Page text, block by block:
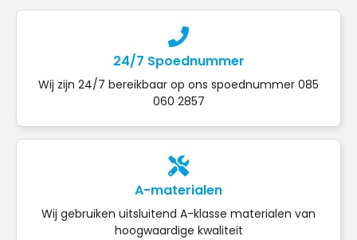
24/7 Spoednummer
Wij zijn 24/7 bereikbaar op ons spoednummer 085
060 2857
A-materialen
Wij gebruiken uitsluitend A-klasse materialen van
hoogwaardige kwaliteit